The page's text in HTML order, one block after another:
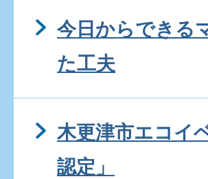
今日からできる
た工夫
木更津市エコイ
認定」